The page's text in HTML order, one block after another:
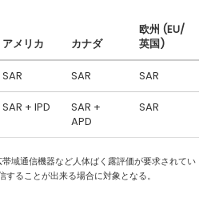
アメリカ カナダ
欧州 (EU/
英国)
SAR SAR SAR
SAR + IPD
SAR +
APD
SAR
域通信機器など人体ばく露評価が要求されてい
ることが出来る場合に対象となる。